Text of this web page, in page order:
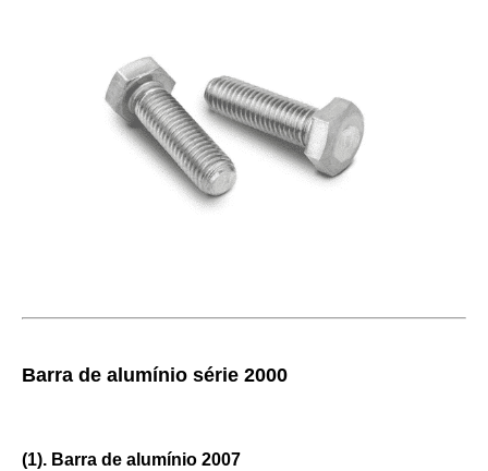
Barra de alumínio série 2000
(1). Barra de alumínio 2007